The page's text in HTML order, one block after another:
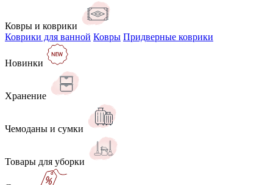
Ковры и коврики
Коврики для ванной Ковры Придверные коврики
Новинки
Хранение
Чемоданы и сумки
Товары для уборки